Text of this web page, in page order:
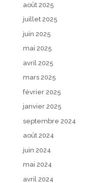
août 2025
juillet 2025
juin 2025
mai 2025
avril 2025
mars 2025
février 2025
janvier 2025
septembre 2024
août 2024
juin 2024
mai 2024
avril 2024